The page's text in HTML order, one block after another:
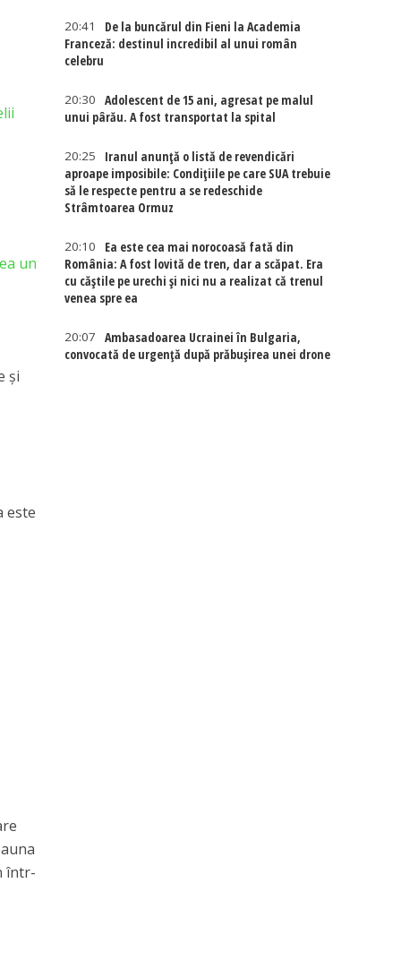
un
și
este
într-
20:41
De la buncărul din Fieni la Academia
Franceză: destinul incredibil al unui român
celebru
20:30
Adolescent de 15 ani, agresat pe malul
unui pârău. A fost transportat la spital
20:25
Iranul anunță o listă de revendicări
aproape imposibile: Condițiile pe care SUA trebuie
să le respecte pentru a se redeschide
Strâmtoarea Ormuz
20:10
Ea este cea mai norocoasă fată din
România: A fost lovită de tren, dar a scăpat. Era
cu căștile pe urechi și nici nu a realizat că trenul
venea spre ea
20:07
Ambasadoarea Ucrainei în Bulgaria,
convocată de urgență după prăbușirea unei drone